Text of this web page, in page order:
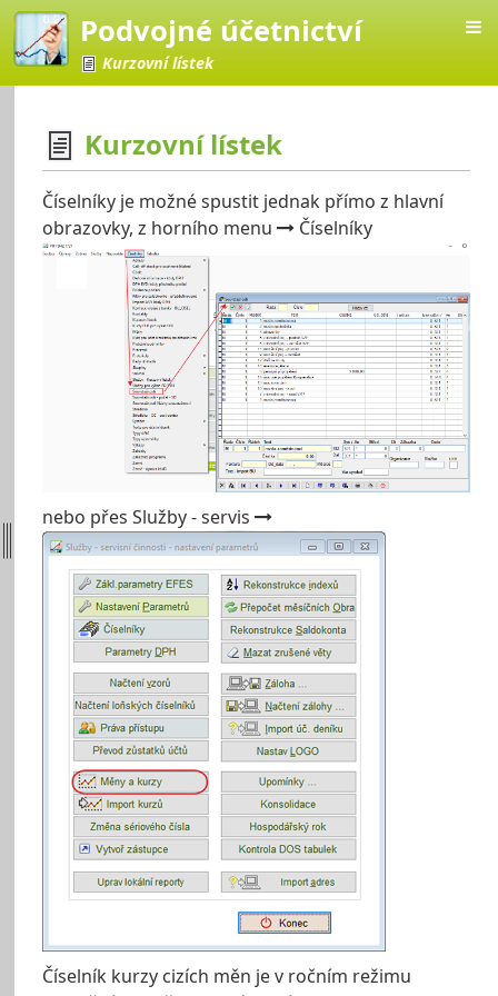
Podvojné účetnictví
Kurzovní lístek
Kurzovní lístek
Číselníky je možné spustit jednak přímo z hlavní
obrazovky, z horního menu
Číselníky
nebo přes Služby - servis
Číselník kurzy cizích měn je v ročním režimu